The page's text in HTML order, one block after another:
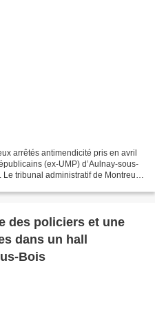
arrêtés antimendicité pris en avril
(ex-UMP) d’Aulnay-sous-
Le tribunal administratif de Montreuil
des policiers et une
dans un hall
Bois